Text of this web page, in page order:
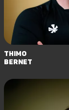
Thimo
Bernet